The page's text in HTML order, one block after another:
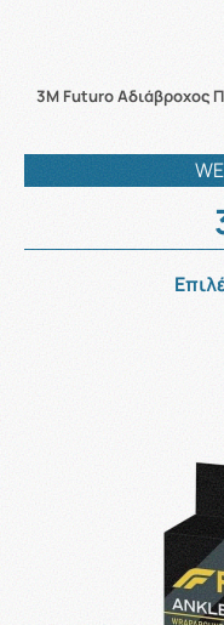
3M Futuro Αδιάβροχος